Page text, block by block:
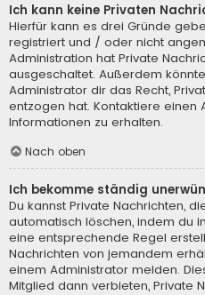
Ich kann keine Privaten
Hierfür kann es drei Gründe
registriert und / oder nicht
Administration hat Private
ausgeschaltet. Außerdem
Administrator dir das Recht,
entzogen hat. Kontaktiere einen
Informationen zu erhalten.
Nach oben
Ich bekomme ständig
Du kannst Private Nachrichten,
automatisch löschen, indem du
eine entsprechende Regel
Nachrichten von jemandem
einem Administrator melden.
Mitglied dann verbieten, Private